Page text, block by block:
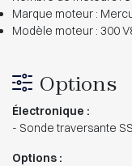
Marque moteur :
Modèle moteur : 300
Options
Électronique :
- Sonde traversante
Options :